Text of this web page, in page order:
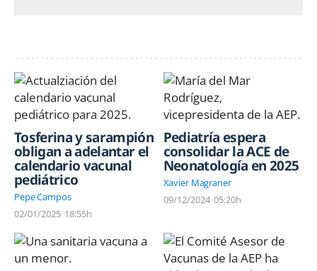
Tosferina y sarampión
obligan a adelantar el
calendario vacunal
pediátrico
Pepe Campos
02/01/2025 18:55h
Pediatría espera
consolidar la ACE de
Neonatología en 2025
Xavier Magraner
09/12/2024 05:20h